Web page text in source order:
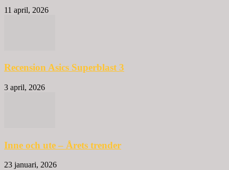
11 april, 2026
Recension Asics Superblast 3
3 april, 2026
Inne och ute – Årets trender
23 januari, 2026